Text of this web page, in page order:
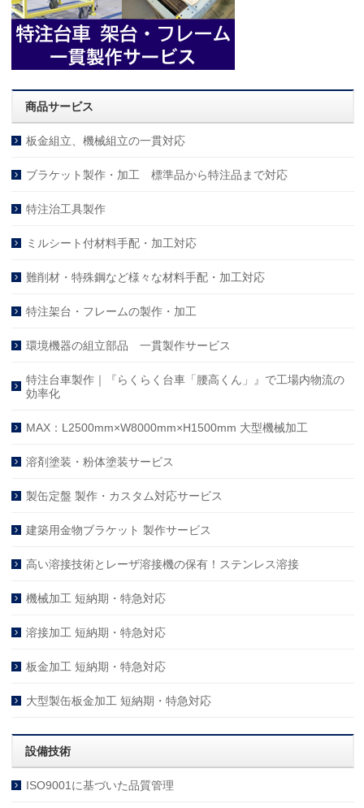
商品サービス
板金組立、機械組立の一貫対応
ブラケット製作・加工 標準品から特注品まで対応
特注治工具製作
ミルシート付材料手配・加工対応
難削材・特殊鋼など様々な材料手配・加工対応
特注架台・フレームの製作・加工
環境機器の組立部品 一貫製作サービス
特注台車製作｜『らくらく台車「腰高くん」』で工場内物流の
効率化
MAX：L2500mm×W8000mm×H1500mm 大型機械加工
溶剤塗装・粉体塗装サービス
製缶定盤 製作・カスタム対応サービス
建築用金物ブラケット 製作サービス
高い溶接技術とレーザ溶接機の保有！ステンレス溶接
機械加工 短納期・特急対応
溶接加工 短納期・特急対応
板金加工 短納期・特急対応
大型製缶板金加工 短納期・特急対応
設備技術
ISO9001に基づいた品質管理